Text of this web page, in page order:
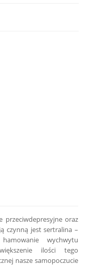
przeciwdepresyjne oraz
czynną jest sertralina –
wychwytu
ilości tego
nasze samopoczucie